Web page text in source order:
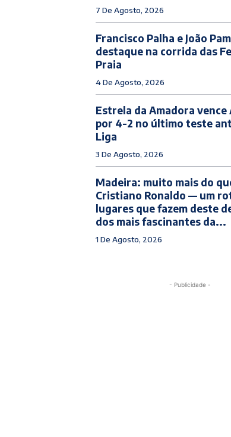
7 De Agosto, 2026
Francisco Palha e João
destaque na corrida das
Praia
4 De Agosto, 2026
Estrela da Amadora vence
por 4-2 no último teste
Liga
3 De Agosto, 2026
Madeira: muito mais do
Cristiano Ronaldo — um
lugares que fazem deste
dos mais fascinantes da...
1 De Agosto, 2026
- Publicidade -